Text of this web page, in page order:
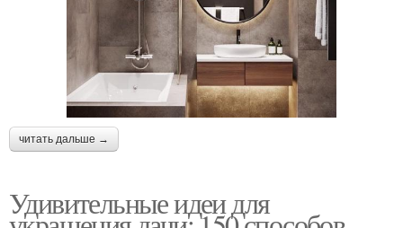
читать дальше →
Удивительные идеи для